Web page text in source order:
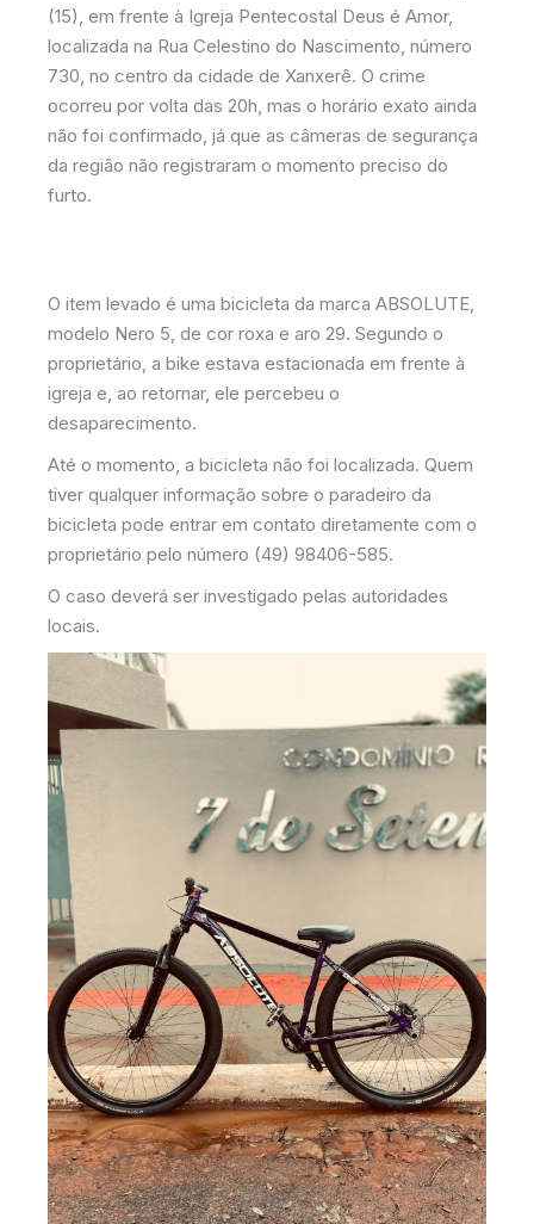
(15), em frente à Igreja Pentecostal Deus é Amor,
localizada na Rua Celestino do Nascimento, número
730, no centro da cidade de Xanxerê. O crime
ocorreu por volta das 20h, mas o horário exato ainda
não foi confirmado, já que as câmeras de segurança
da região não registraram o momento preciso do
furto.
O item levado é uma bicicleta da marca ABSOLUTE,
modelo Nero 5, de cor roxa e aro 29. Segundo o
proprietário, a bike estava estacionada em frente à
igreja e, ao retornar, ele percebeu o
desaparecimento.
Até o momento, a bicicleta não foi localizada. Quem
tiver qualquer informação sobre o paradeiro da
bicicleta pode entrar em contato diretamente com o
proprietário pelo número (49) 98406-585.
O caso deverá ser investigado pelas autoridades
locais.